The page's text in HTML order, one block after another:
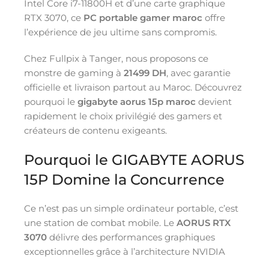
Intel Core i7-11800H et d’une carte graphique
RTX 3070, ce PC portable gamer maroc offre
l’expérience de jeu ultime sans compromis.
Chez Fullpix à Tanger, nous proposons ce
monstre de gaming à 21499 DH, avec garantie
officielle et livraison partout au Maroc. Découvrez
pourquoi le gigabyte aorus 15p maroc devient
rapidement le choix privilégié des gamers et
créateurs de contenu exigeants.
Pourquoi le GIGABYTE AORUS
15P Domine la Concurrence
Ce n’est pas un simple ordinateur portable, c’est
une station de combat mobile. Le AORUS RTX
3070 délivre des performances graphiques
exceptionnelles grâce à l’architecture NVIDIA